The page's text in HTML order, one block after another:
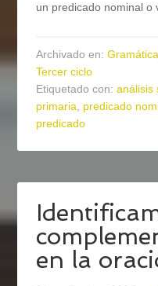
un predicado nominal o
Archivado en:Gramática
Tercer ciclo
Etiquetado con:análisis
primaria, predicado
predicado
en la